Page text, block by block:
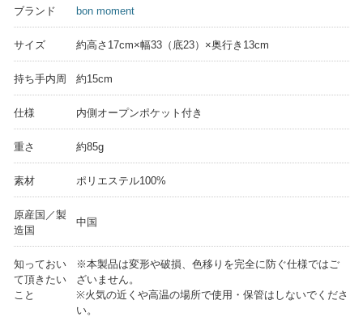
ブランド bon moment
サイズ 約高さ17cm×幅33（底23）×奥行き13cm
持ち手内周 約15cm
仕様 内側オープンポケット付き
重さ 約85g
素材 ポリエステル100%
原産国／製
造国
中国
知っておい
て頂きたい
こと
※本製品は変形や破損、色移りを完全に防ぐ仕様ではご
ざいません。
※火気の近くや高温の場所で使用・保管はしないでくださ
い。